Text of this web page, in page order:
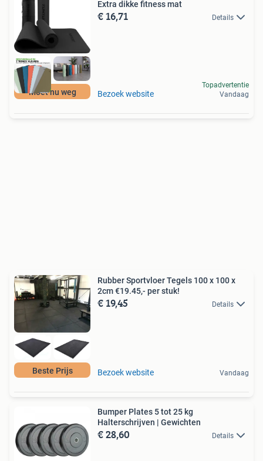
Moet nu weg
Extra dikke fitness mat
€ 16,71 Details
Bezoek website
Topadvertentie
Vandaag
Beste Prijs
Rubber Sportvloer Tegels 100 x 100 x
2cm €19.45,- per stuk!
€ 19,45 Details
Bezoek website Vandaag
Bumper Plates 5 tot 25 kg
Halterschrijven | Gewichten
€ 28,60 Details